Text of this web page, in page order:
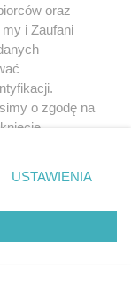
polu
w Internecie
lub
prawa, tzn.
i może być ścigane
oraz
i Zaufani
o zgodę na
prywatności
zgody
takiemu
tylko
USTAWIENIA